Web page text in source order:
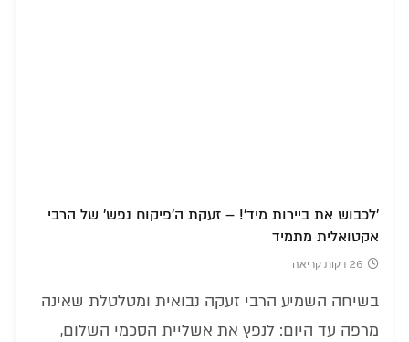
'לכבוש את ביירות מיד'! – זעקת ה'פיקוח נפש' של הרבי
אקטואלית מתמיד
26 דקות קריאה
בשיחה השמיע הרבי זעקה נבואית ומטלטלת שאינה
מרפה עד היום: לנפץ את אשליית הסכמי השלום,